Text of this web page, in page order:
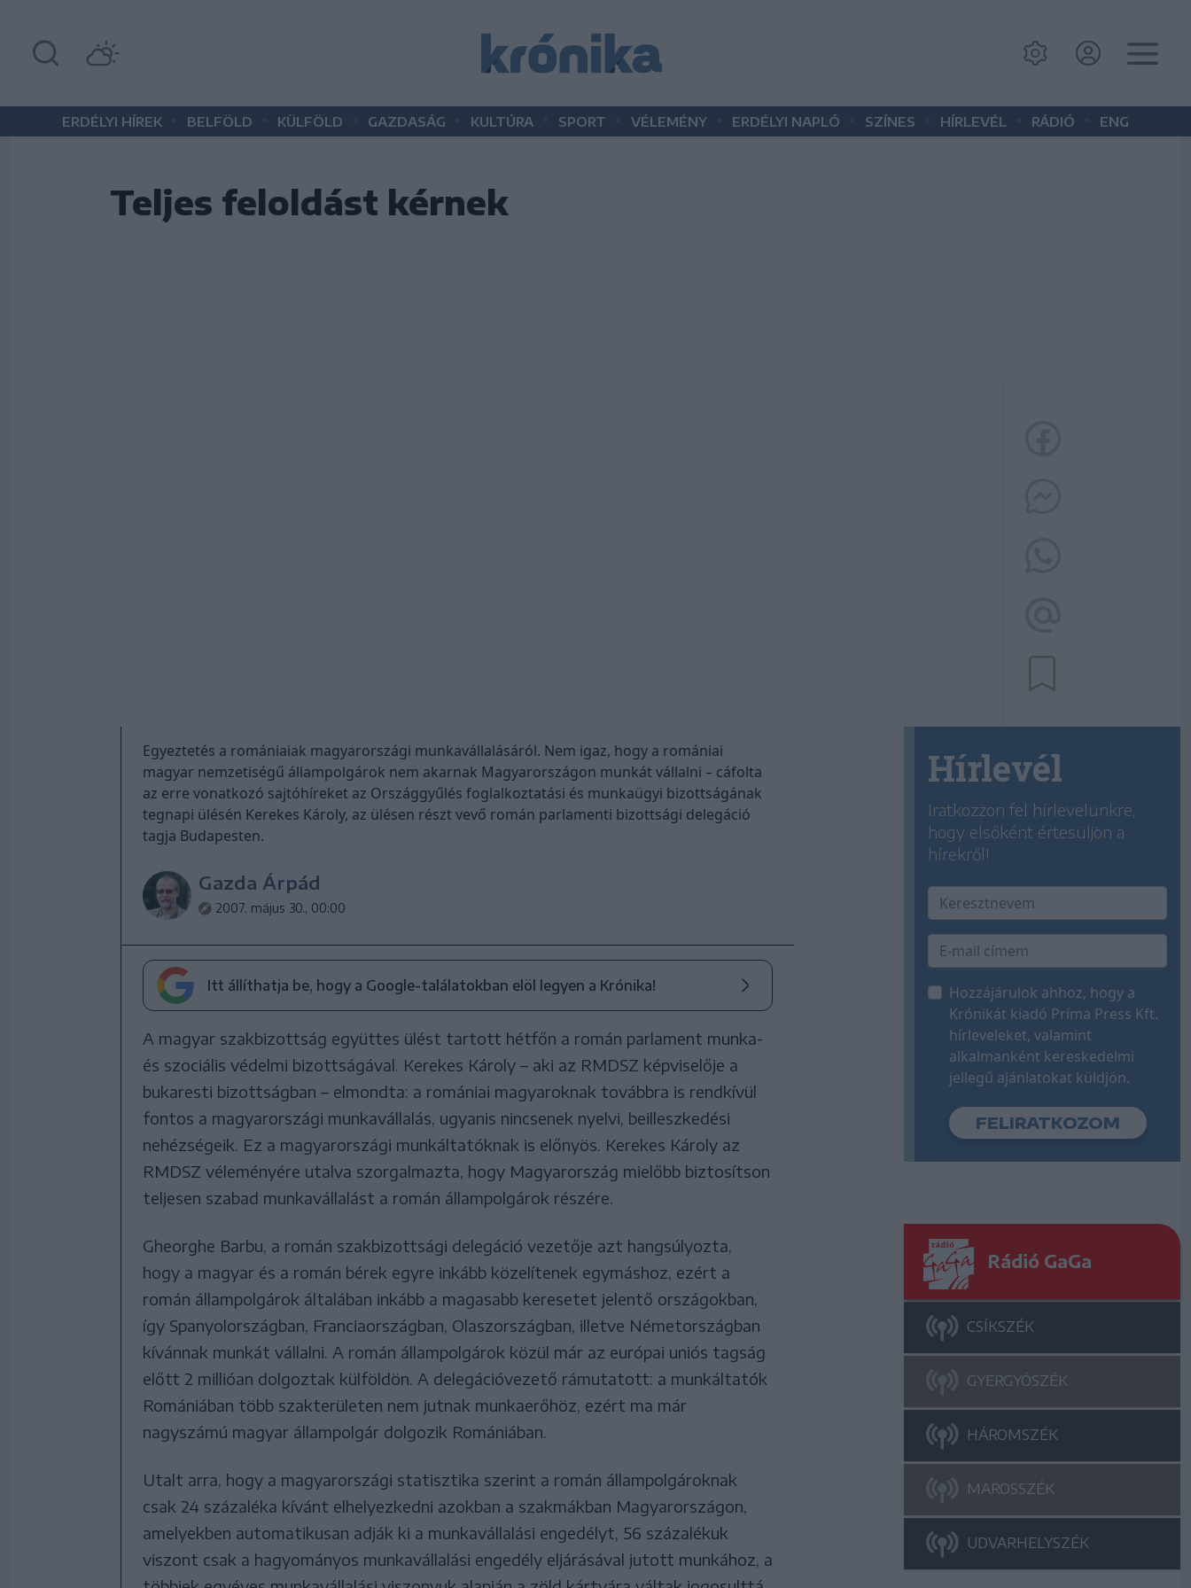
ERDÉLYI HÍREK BELFÖLD KÜLFÖLD GAZDASÁG KULTÚRA SPORT VÉLEMÉNY ERDÉLYI NAPLÓ SZÍNES HÍRLEVÉL RÁDIÓ ENG
Teljes feloldást kérnek
Egyeztetés a romániaiak magyarországi munkavállalásáról. Nem igaz, hogy a romániai
magyar nemzetiségű állampolgárok nem akarnak Magyarországon munkát vállalni – cáfolta
az erre vonatkozó sajtóhíreket az Országgyűlés foglalkoztatási és munkaügyi bizottságának
tegnapi ülésén Kerekes Károly, az ülésen részt vevő román parlamenti bizottsági delegáció
tagja Budapesten.
Gazda Árpád
2007. május 30., 00:00
Itt állíthatja be, hogy a Google-találatokban elöl legyen a Krónika!
A magyar szakbizottság együttes ülést tartott hétfőn a román parlament munka-
és szociális védelmi bizottságával. Kerekes Károly – aki az RMDSZ képviselője a
bukaresti bizottságban – elmondta: a romániai magyaroknak továbbra is rendkívül
fontos a magyarországi munkavállalás, ugyanis nincsenek nyelvi, beilleszkedési
nehézségeik. Ez a magyarországi munkáltatóknak is előnyös. Kerekes Károly az
RMDSZ véleményére utalva szorgalmazta, hogy Magyarország mielőbb biztosítson
teljesen szabad munkavállalást a román állampolgárok részére.
Gheorghe Barbu, a román szakbizottsági delegáció vezetője azt hangsúlyozta,
hogy a magyar és a román bérek egyre inkább közelítenek egymáshoz, ezért a
román állampolgárok általában inkább a magasabb keresetet jelentő országokban,
így Spanyolországban, Franciaországban, Olaszországban, illetve Németországban
kívánnak munkát vállalni. A román állampolgárok közül már az európai uniós tagság
előtt 2 millióan dolgoztak külföldön. A delegációvezető rámutatott: a munkáltatók
Romániában több szakterületen nem jutnak munkaerőhöz, ezért ma már
nagyszámú magyar állampolgár dolgozik Romániában.
Utalt arra, hogy a magyarországi statisztika szerint a román állampolgároknak
csak 24 százaléka kívánt elhelyezkedni azokban a szakmákban Magyarországon,
amelyekben automatikusan adják ki a munkavállalási engedélyt, 56 százalékuk
viszont csak a hagyományos munkavállalási engedély eljárásával jutott munkához, a
Hírlevél
Iratkozzon fel hírlevelünkre,
hogy elsőként értesüljön a
hírekről!
Hozzájárulok ahhoz, hogy a
Krónikát kiadó Príma Press Kft.
hírleveleket, valamint
alkalmanként kereskedelmi
jellegű ajánlatokat küldjön.
Rádió GaGa
CSÍKSZÉK
GYERGYÓSZÉK
HÁROMSZÉK
MAROSSZÉK
UDVARHELYSZÉK